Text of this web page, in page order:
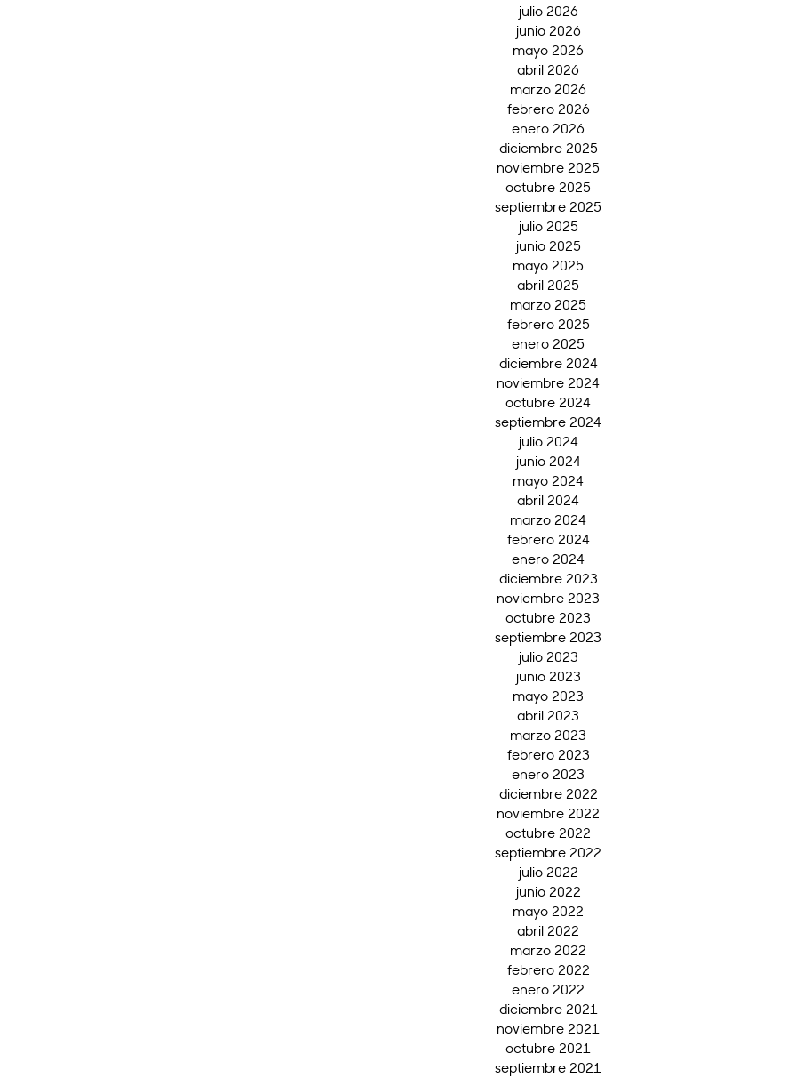
julio 2026
junio 2026
mayo 2026
abril 2026
marzo 2026
febrero 2026
enero 2026
diciembre 2025
noviembre 2025
octubre 2025
septiembre 2025
julio 2025
junio 2025
mayo 2025
abril 2025
marzo 2025
febrero 2025
enero 2025
diciembre 2024
noviembre 2024
octubre 2024
septiembre 2024
julio 2024
junio 2024
mayo 2024
abril 2024
marzo 2024
febrero 2024
enero 2024
diciembre 2023
noviembre 2023
octubre 2023
septiembre 2023
julio 2023
junio 2023
mayo 2023
abril 2023
marzo 2023
febrero 2023
enero 2023
diciembre 2022
noviembre 2022
octubre 2022
septiembre 2022
julio 2022
junio 2022
mayo 2022
abril 2022
marzo 2022
febrero 2022
enero 2022
diciembre 2021
noviembre 2021
octubre 2021
septiembre 2021